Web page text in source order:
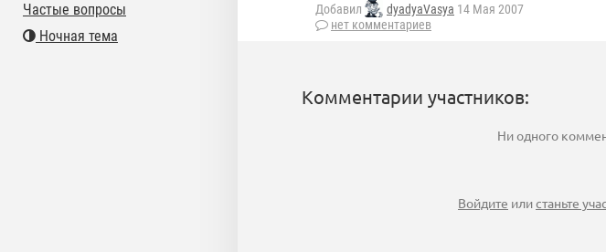
Добавил dyadyaVasya 14 Мая 2007
нет комментариев
Комментарии участников:
Ни одного
Войдите илистаньте
Частые вопросы
Ночная тема